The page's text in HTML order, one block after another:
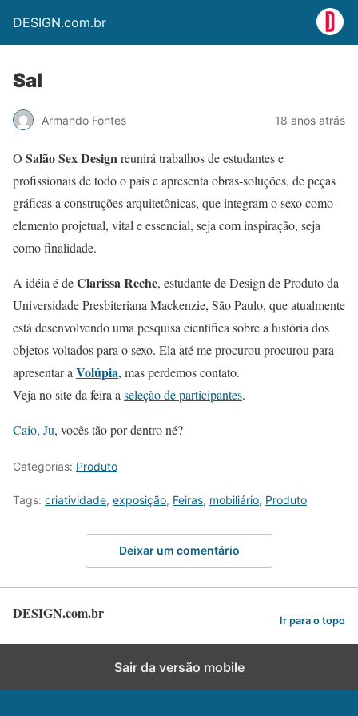
DESIGN.com.br
Sal
Armando Fontes 18 anos atrás
O Salão Sex Designreunirá trabalhos de estudantes e
profissionais de todo o país e apresenta obras-soluções, de peças
gráficas a construções arquitetônicas, que integram o sexo como
elemento projetual, vital e essencial, seja com inspiração, seja
como finalidade.
A idéia é deClarissa Reche, estudante de Design de Produto da
Universidade Presbiteriana Mackenzie, São Paulo, que atualmente
está desenvolvendo uma pesquisa científica sobre a história dos
objetos voltados para o sexo. Ela até me procurou procurou para
apresentar a Volúpia, mas perdemos contato.
Veja no site da feira a seleção de participantes.
Caio, Ju, vocês tão por dentro né?
Categorias: Produto
Tags: criatividade, exposição, Feiras, mobiliário, Produto
Deixar um comentário
DESIGN.com.br Ir para o topo
Sair da versão mobile